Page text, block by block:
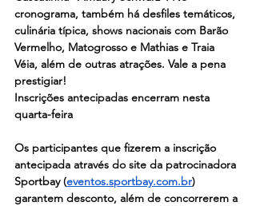
cronograma, também há desfiles temáticos,
culinária típica, shows nacionais com Barão
Vermelho, Matogrosso e Mathias e Traia
Véia, além de outras atrações. Vale a pena
prestigiar!
Inscrições antecipadas encerram nesta
quarta-feira
Os participantes que fizerem a inscrição
antecipada através do site da patrocinadora
Sportbay (eventos.sportbay.com.br)
garantem desconto, além de concorrerem a